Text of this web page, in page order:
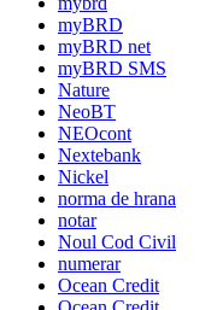
myBRD
myBRD net
myBRD SMS
Nature
NeoBT
NEOcont
Nextebank
Nickel
norma de hrana
notar
Noul Cod Civil
numerar
Ocean Credit